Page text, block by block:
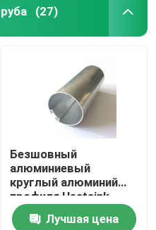
(27)
Безшовный
алюминиевый
круглый алюминий
профиля Heatsink
трубки трубы
прессовал Knurled
Лучшая цена